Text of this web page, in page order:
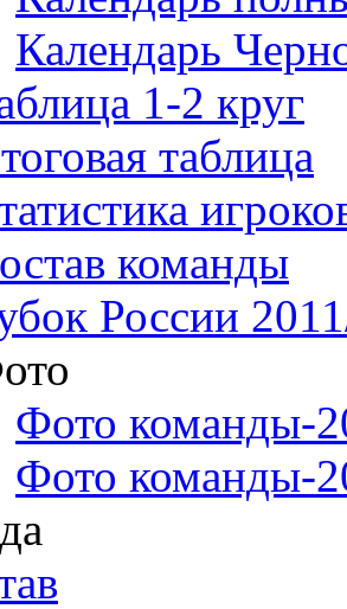
Календарь
1-2 круг
таблица
команды
России
Фото команды-
Фото команды-